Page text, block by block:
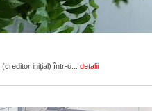
inițial) într-o... detalii